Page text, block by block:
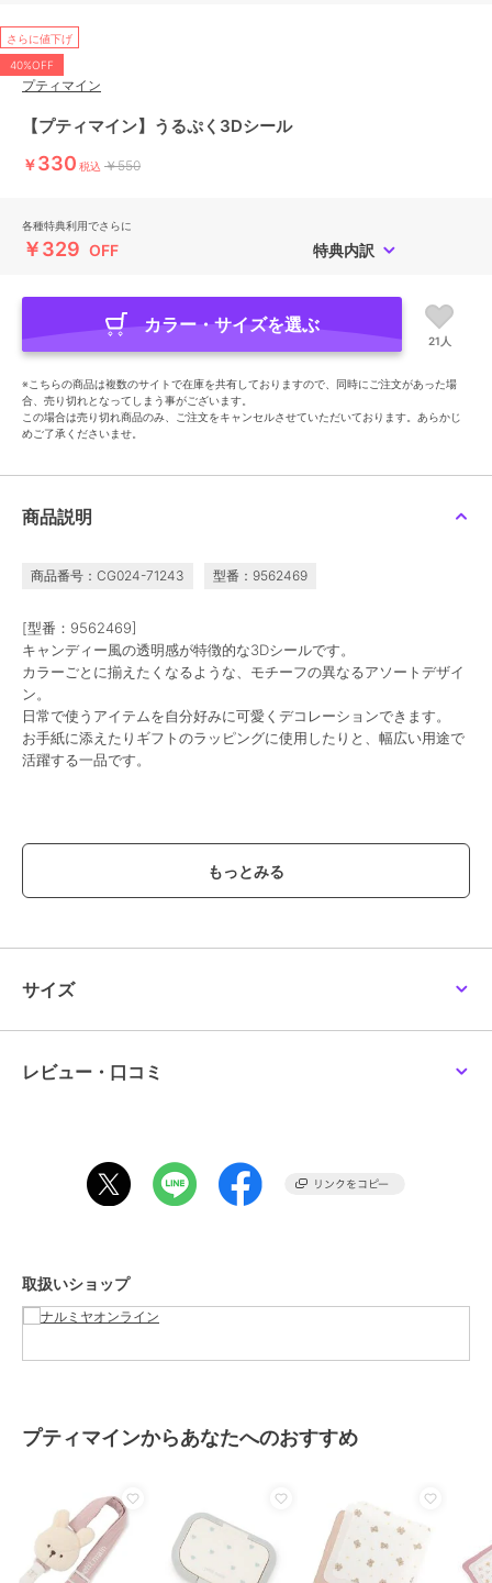
さらに値下げ
40%OFF
プティマイン
【プティマイン】うるぷく3Dシール
￥330 税込 ￥550
各種特典利用でさらに
￥329 OFF 特典内訳
カラー・サイズを選ぶ
21人
※こちらの商品は複数のサイトで在庫を共有しておりますので、同時にご注文があった場
合、売り切れとなってしまう事がございます。
この場合は売り切れ商品のみ、ご注文をキャンセルさせていただいております。あらかじ
めご了承くださいませ。
商品説明
商品番号：CG024-71243 型番：9562469
[型番：9562469]
キャンディー風の透明感が特徴的な3Dシールです。
カラーごとに揃えたくなるような、モチーフの異なるアソートデザイ
ン。
日常で使うアイテムを自分好みに可愛くデコレーションできます。
お手紙に添えたりギフトのラッピングに使用したりと、幅広い用途で
活躍する一品です。
貨 ／ステーショナリー
性別タイプ
お手入れ
洗濯方法は商品タグをご確認くだ
さい
サイズ
レビュー・口コミ
取扱いショップ
プティマインからあなたへのおすすめ